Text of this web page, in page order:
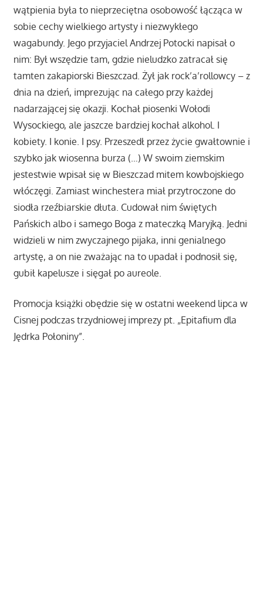
wątpienia była to nieprzeciętna osobowość łącząca w
sobie cechy wielkiego artysty i niezwykłego
wagabundy. Jego przyjaciel Andrzej Potocki napisał o
nim: Był wszędzie tam, gdzie nieludzko zatracał się
tamten zakapiorski Bieszczad. Żył jak rock’a’rollowcy – z
dnia na dzień, imprezując na całego przy każdej
nadarzającej się okazji. Kochał piosenki Wołodi
Wysockiego, ale jaszcze bardziej kochał alkohol. I
kobiety. I konie. I psy. Przeszedł przez życie gwałtownie i
szybko jak wiosenna burza (…) W swoim ziemskim
jestestwie wpisał się w Bieszczad mitem kowbojskiego
włóczęgi. Zamiast winchestera miał przytroczone do
siodła rzeźbiarskie dłuta. Cudował nim świętych
Pańskich albo i samego Boga z mateczką Maryjką. Jedni
widzieli w nim zwyczajnego pijaka, inni genialnego
artystę, a on nie zważając na to upadał i podnosił się,
gubił kapelusze i sięgał po aureole.
Promocja książki obędzie się w ostatni weekend lipca w
Cisnej podczas trzydniowej imprezy pt. „Epitafium dla
Jędrka Połoniny”.